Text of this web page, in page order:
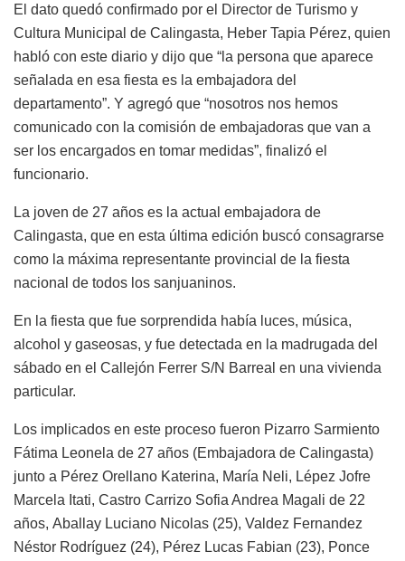
El dato quedó confirmado por el Director de Turismo y
Cultura Municipal de Calingasta, Heber Tapia Pérez, quien
habló con este diario y dijo que “la persona que aparece
señalada en esa fiesta es la embajadora del
departamento”. Y agregó que “nosotros nos hemos
comunicado con la comisión de embajadoras que van a
ser los encargados en tomar medidas”, finalizó el
funcionario.
La joven de 27 años es la actual embajadora de
Calingasta, que en esta última edición buscó consagrarse
como la máxima representante provincial de la fiesta
nacional de todos los sanjuaninos.
En la fiesta que fue sorprendida había luces, música,
alcohol y gaseosas, y fue detectada en la madrugada del
sábado en el Callejón Ferrer S/N Barreal en una vivienda
particular.
Los implicados en este proceso fueron Pizarro Sarmiento
Fátima Leonela de 27 años (Embajadora de Calingasta)
junto a Pérez Orellano Katerina, María Neli, Lépez Jofre
Marcela Itati, Castro Carrizo Sofia Andrea Magali de 22
años, Aballay Luciano Nicolas (25), Valdez Fernandez
Néstor Rodríguez (24), Pérez Lucas Fabian (23), Ponce